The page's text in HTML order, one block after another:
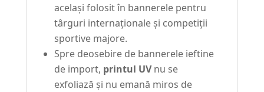
același folosit în bannerele pentru
târguri internaționale și competiții
sportive majore.
Spre deosebire de bannerele ieftine
de import, printul UVnu se
exfoliază și nu emană miros de